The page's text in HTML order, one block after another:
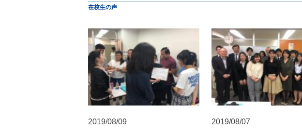
在校生の声
2019/08/09 2019/08/07